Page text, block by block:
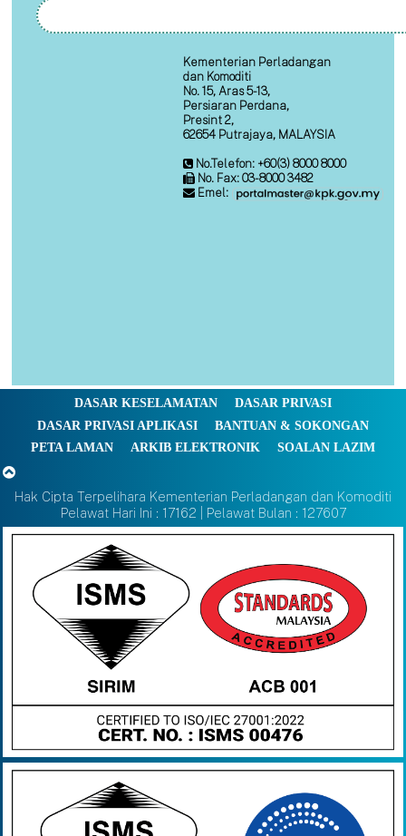
Kementerian Perladangan
dan Komoditi
No. 15, Aras 5-13,
Persiaran Perdana,
Presint 2,
62654 Putrajaya, MALAYSIA
No.Telefon: +60(3) 8000 8000
No. Fax: 03-8000 3482
Emel:
DASAR KESELAMATAN
DASAR PRIVASI
DASAR PRIVASI APLIKASI
BANTUAN & SOKONGAN
PETA LAMAN
ARKIB ELEKTRONIK SOALAN LAZIM
Hak Cipta Terpelihara Kementerian Perladangan dan Komoditi
Pelawat Hari Ini : 17162 | Pelawat Bulan : 127607